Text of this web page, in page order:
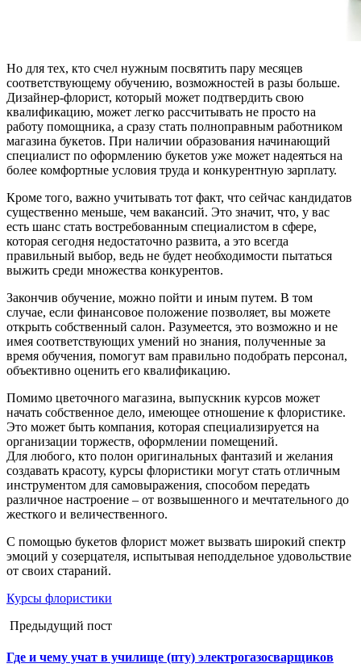
Но для тех, кто счел нужным посвятить пару месяцев
соответствующему обучению, возможностей в разы больше.
Дизайнер-флорист, который может подтвердить свою
квалификацию, может легко рассчитывать не просто на
работу помощника, а сразу стать полноправным работником
магазина букетов. При наличии образования начинающий
специалист по оформлению букетов уже может надеяться на
более комфортные условия труда и конкурентную зарплату.
Кроме того, важно учитывать тот факт, что сейчас кандидатов
существенно меньше, чем вакансий. Это значит, что, у вас
есть шанс стать востребованным специалистом в сфере,
которая сегодня недостаточно развита, а это всегда
правильный выбор, ведь не будет необходимости пытаться
выжить среди множества конкурентов.
Закончив обучение, можно пойти и иным путем. В том
случае, если финансовое положение позволяет, вы можете
открыть собственный салон. Разумеется, это возможно и не
имея соответствующих умений но знания, полученные за
время обучения, помогут вам правильно подобрать персонал,
объективно оценить его квалификацию.
Помимо цветочного магазина, выпускник курсов может
начать собственное дело, имеющее отношение к флористике.
Это может быть компания, которая специализируется на
организации торжеств, оформлении помещений.
Для любого, кто полон оригинальных фантазий и желания
создавать красоту, курсы флористики могут стать отличным
инструментом для самовыражения, способом передать
различное настроение – от возвышенного и мечтательного до
жесткого и величественного.
С помощью букетов флорист может вызвать широкий спектр
эмоций у созерцателя, испытывая неподдельное удовольствие
от своих стараний.
Курсы флористики
Предыдущий пост
Где и чему учат в училище (пту) электрогазосварщиков